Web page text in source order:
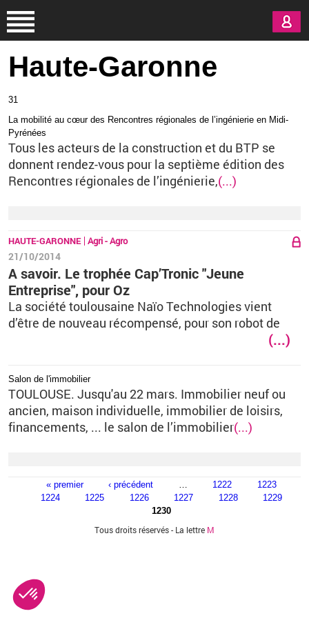
Haute-Garonne
31
La mobilité au cœur des Rencontres régionales de l’ingénierie en Midi-
Pyrénées
Tous les acteurs de la construction et du BTP se
donnent rendez-vous pour la septième édition des
Rencontres régionales de l’ingénierie,(...)
HAUTE-GARONNE Agri - Agro
21/10/2014
A savoir. Le trophée Cap’Tronic "Jeune
Entreprise", pour Oz
La société toulousaine Naïo Technologies vient
d’être de nouveau récompensé, pour son robot de
(...)
Salon de l'immobilier
TOULOUSE. Jusqu'au 22 mars. Immobilier neuf ou
ancien, maison individuelle, immobilier de loisirs,
financements, ... le salon de l’immobilier(...)
Pages« premier ‹ précédent 1222
1223
1224
1225 1226 1227 1228
1229
1230
Tous droits réservés - La lettre M